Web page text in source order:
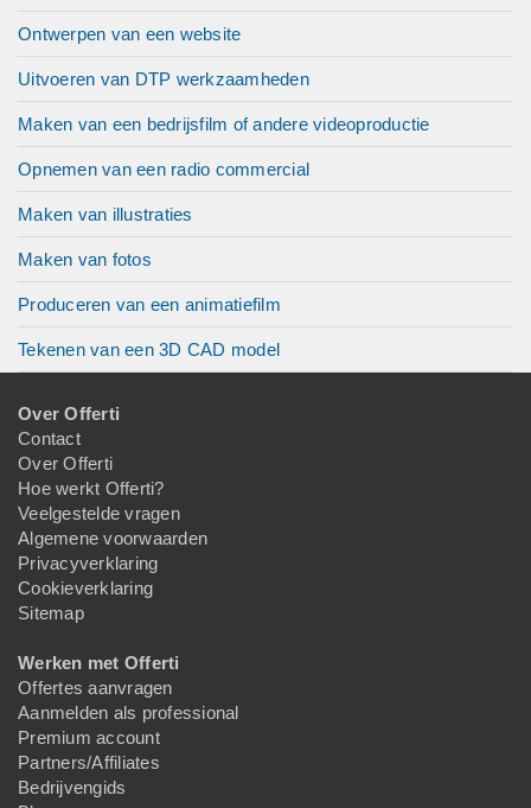
Ontwerpen van een website
Uitvoeren van DTP werkzaamheden
Maken van een bedrijsfilm of andere videoproductie
Opnemen van een radio commercial
Maken van illustraties
Maken van fotos
Produceren van een animatiefilm
Tekenen van een 3D CAD model
Over Offerti
Contact
Over Offerti
Hoe werkt Offerti?
Veelgestelde vragen
Algemene voorwaarden
Privacyverklaring
Cookieverklaring
Sitemap
Werken met Offerti
Offertes aanvragen
Aanmelden als professional
Premium account
Partners/Affiliates
Bedrijvengids